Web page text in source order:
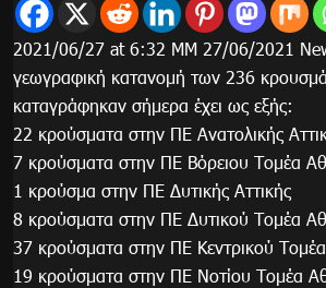
2021/06/27 at 6:32 ΜΜ 27/06/2021
γεωγραφική κατανομή των 236
καταγράφηκαν σήμερα έχει ως εξής:
22 κρούσματα στην ΠΕ Ανατολικής
7 κρούσματα στην ΠΕ Βόρειου Τομέα
1 κρούσμα στην ΠΕ Δυτικής Αττικής
8 κρούσματα στην ΠΕ Δυτικού Τομέα
37 κρούσματα στην ΠΕ Κεντρικού
19 κρούσματα στην ΠΕ Νοτίου Τομέα